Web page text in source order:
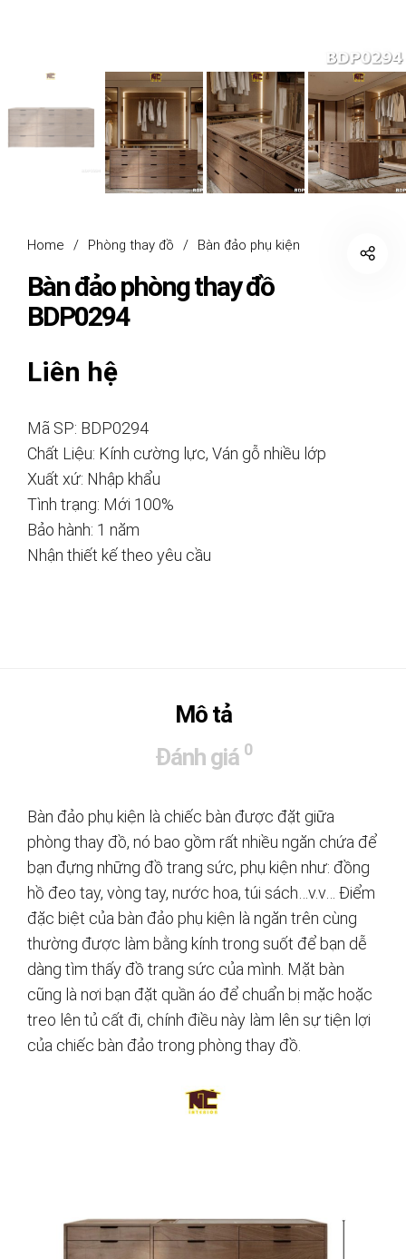
Home / Phòng thay đồ / Bàn đảo phụ kiện
Bàn đảo phòng thay đồ
BDP0294
Liên hệ
Mã SP: BDP0294
Chất Liệu: Kính cường lực, Ván gỗ nhiều lớp
Xuất xứ: Nhập khẩu
Tình trạng: Mới 100%
Bảo hành: 1 năm
Nhận thiết kế theo yêu cầu
Mô tả
Đánh giá 0
Bàn đảo phụ kiện là chiếc bàn được đặt giữa
phòng thay đồ, nó bao gồm rất nhiều ngăn chứa để
bạn đựng những đồ trang sức, phụ kiện như: đồng
hồ đeo tay, vòng tay, nước hoa, túi sách…v.v… Điểm
đặc biệt của bàn đảo phụ kiện là ngăn trên cùng
thường được làm bằng kính trong suốt để bạn dễ
dàng tìm thấy đồ trang sức của mình. Mặt bàn
cũng là nơi bạn đặt quần áo để chuẩn bị mặc hoặc
treo lên tủ cất đi, chính điều này làm lên sự tiện lợi
của chiếc bàn đảo trong phòng thay đồ.